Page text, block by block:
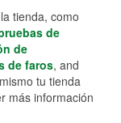
tienda, como
de
de
de faros, and
tu tienda
más información